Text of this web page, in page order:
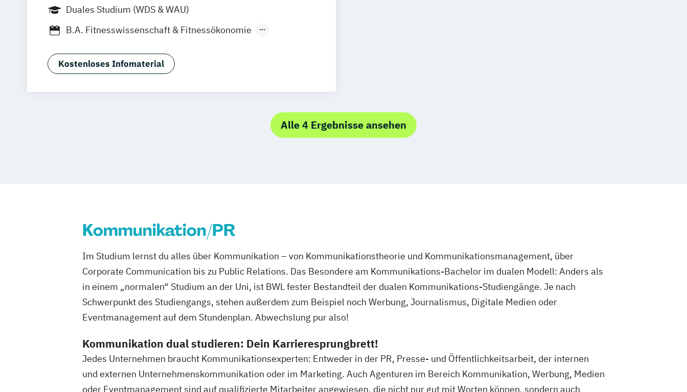
Weil am Rhein Frankfurt am Main
Innsbruck
Duales Studium (WDS & WAU)
B.A. Fitnesswissenschaft & Fitnessökonomie
Digital Transformation Management
Dualer MBA Health Care Management
Sportwissenschaft und Training
Trainingswissenschaft und Sporternährung
Kostenloses Infomaterial
Alle 4 Ergebnisse ansehen
Kommunikation/PR
Im Studium lernst du alles über Kommunikation – von Kommunikationstheorie und Kommunikationsmanagement, über
Corporate Communication bis zu Public Relations. Das Besondere am Kommunikations-Bachelor im dualen Modell: Anders als
in einem „normalen“ Studium an der Uni, ist BWL fester Bestandteil der dualen Kommunikations-Studiengänge. Je nach
Schwerpunkt des Studiengangs, stehen außerdem zum Beispiel noch Werbung, Journalismus, Digitale Medien oder
Eventmanagement auf dem Stundenplan. Abwechslung pur also!
Kommunikation dual studieren: Dein Karrieresprungbrett!
Jedes Unternehmen braucht Kommunikationsexperten: Entweder in der PR, Presse- und Öffentlichkeitsarbeit, der internen
und externen Unternehmenskommunikation oder im Marketing. Auch Agenturen im Bereich Kommunikation, Werbung, Medien
oder Eventmanagement sind auf qualifizierte Mitarbeiter angewiesen, die nicht nur gut mit Worten können, sondern auch